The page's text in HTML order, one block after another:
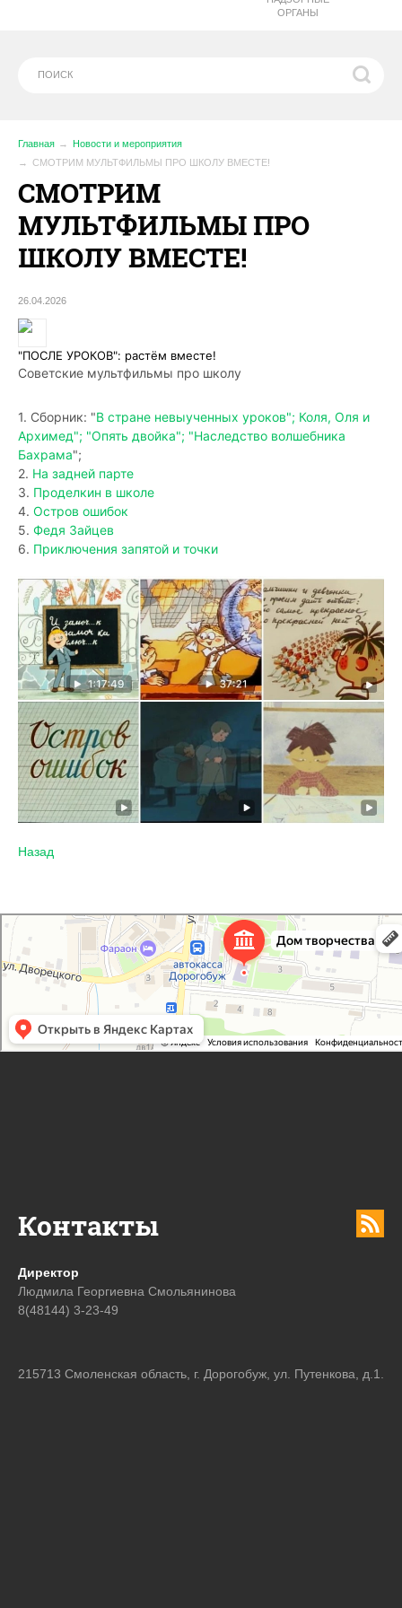
ОРГАНЫ
Главная
Новости и мероприятия
️СМОТРИМ МУЛЬТФИЛЬМЫ ПРО ШКОЛУ ВМЕСТЕ!
️СМОТРИМ
МУЛЬТФИЛЬМЫ ПРО
ШКОЛУ ВМЕСТЕ!
26.04.2026
"ПОСЛЕ УРОКОВ": растём вместе!
Советские мультфильмы про школу
1. Сборник: "В стране невыученных уроков"; Коля, Оля и
Архимед"; "Опять двойка"; "Наследство волшебника
Бахрама";
2. На задней парте
3. Проделкин в школе
4. Остров ошибок
5. Федя Зайцев
6. Приключения запятой и точки
Назад
Контакты
Директор
Людмила Георгиевна Смольянинова
8(48144) 3-23-49
215713 Смоленская область, г. Дорогобуж, ул. Путенкова, д.1.
Дорогобужский дом детского творчества
Дом культуры в Дорогобуже
Дополнительное образование в Дорогобуже